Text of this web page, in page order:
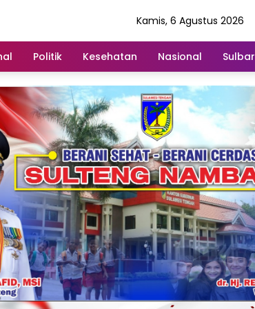
Kamis, 6 Agustus 2026
Politik Kesehatan Nasional Sulbar